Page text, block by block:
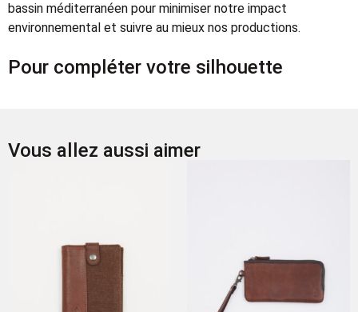
bassin méditerranéen pour minimiser notre impact
environnemental et suivre au mieux nos productions.
Pour compléter votre silhouette
Vous allez aussi aimer